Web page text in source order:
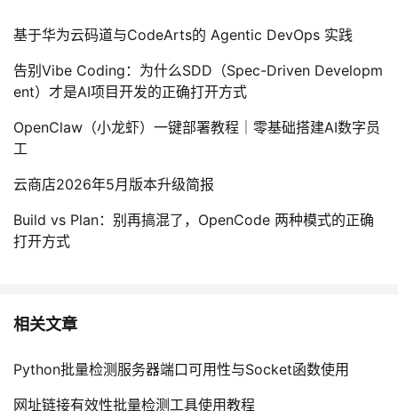
基于华为云码道与CodeArts的 Agentic DevOps 实践
告别Vibe Coding：为什么SDD（Spec-Driven Developm
ent）才是AI项目开发的正确打开方式
OpenClaw（小龙虾）一键部署教程｜零基础搭建AI数字员
工
云商店2026年5月版本升级简报
Build vs Plan：别再搞混了，OpenCode 两种模式的正确
打开方式
相关文章
Python批量检测服务器端口可用性与Socket函数使用
网址链接有效性批量检测工具使用教程